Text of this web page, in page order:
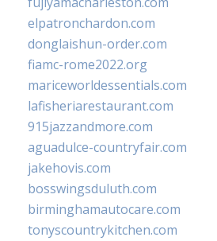
elpatronchardon.com
donglaishun-order.com
fiamc-rome2022.org
mariceworldessentials.com
lafisheriarestaurant.com
915jazzandmore.com
aguadulce-countryfair.com
jakehovis.com
bosswingsduluth.com
birminghamautocare.com
tonyscountrykitchen.com